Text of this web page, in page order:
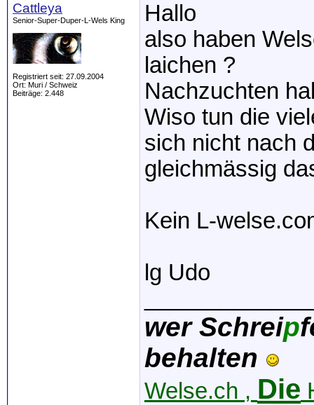
Cattleya
Senior-Super-Duper-L-Wels King
Registriert seit: 27.09.2004
Ort: Muri / Schweiz
Beiträge: 2.448
Hallo
also haben
laichen ?
Nachzuchten
Wiso tun die
sich nicht nach
gleichmässig
Kein L-
lg Udo
wer Schreip
behalten
Welse.ch , Die